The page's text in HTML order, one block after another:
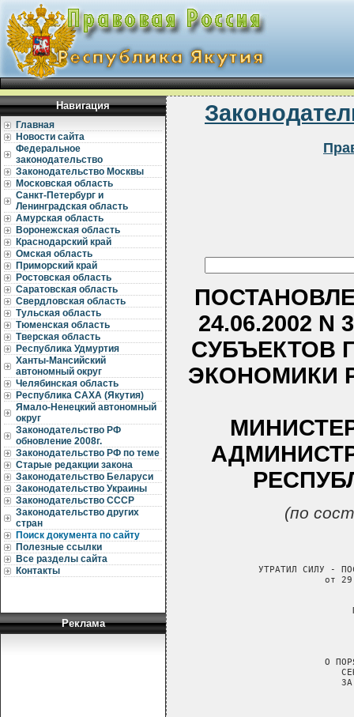
Навигация
Главная
Новости сайта
Федеральное
законодательство
Законодательство Москвы
Московская область
Санкт-Петербург и
Ленинградская область
Амурская область
Воронежская область
Краснодарский край
Омская область
Приморский край
Ростовская область
Саратовская область
Свердловская область
Тульская область
Тюменская область
Тверская область
Республика Удмуртия
Ханты-Мансийский
автономный округ
Челябинская область
Республика САХА (Якутия)
Ямало-Ненецкий автономный
округ
Законодательство РФ
обновление 2008г.
Законодательство РФ по теме
Старые редакции закона
Законодательство Беларуси
Законодательство Украины
Законодательство СССР
Законодательство других
стран
Поиск документа по сайту
Полезные ссылки
Все разделы сайта
Контакты
Реклама
24.06.2002
СУБЪЕКТОВ
ЭКОНОМИКИ
(по
УТРАТИЛ СИЛУ -
от
О